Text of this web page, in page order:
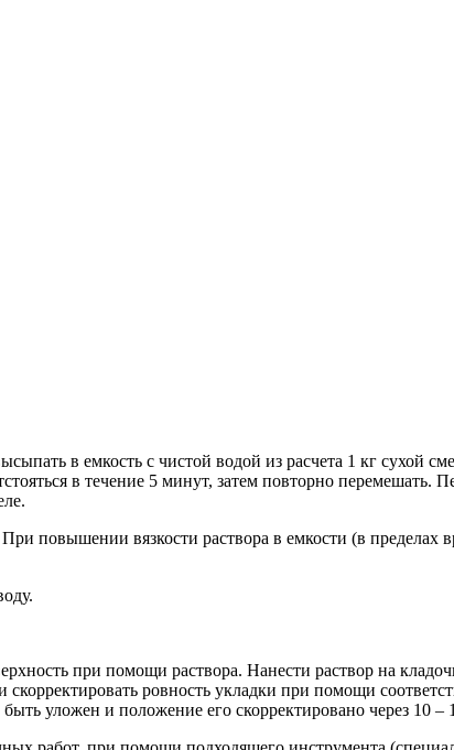
в емкость с чистой водой из расчета 1 кг сухой
в течение 5 минут, затем повторно
повышении вязкости раствора в емкости (в
при помощи раствора. Нанести раствор на
ровность укладки при помощи
уложен и положение его скорректировано через 10 –